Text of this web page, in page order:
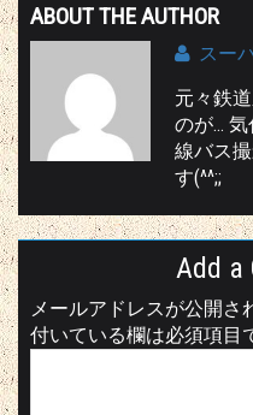
ABOUT THE AUTHOR
スー
元々鉄
のが…
線バス
す(^^;;
Add a
メールアドレスが公開さ
付いている欄は必須項目